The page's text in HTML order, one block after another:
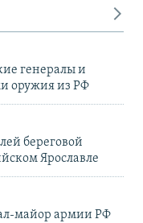
генералы и
оружия из РФ
береговой
Ярославле
майор армии РФ